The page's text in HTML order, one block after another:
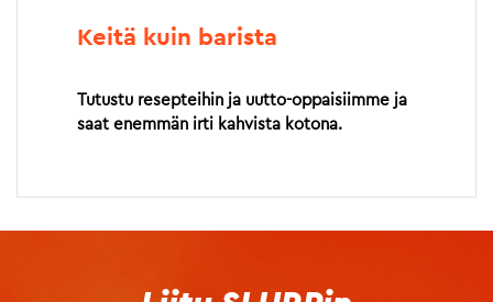
Keitä kuin barista
Tutustu resepteihin ja uutto-oppaisiimme ja
saat enemmän irti kahvista kotona.